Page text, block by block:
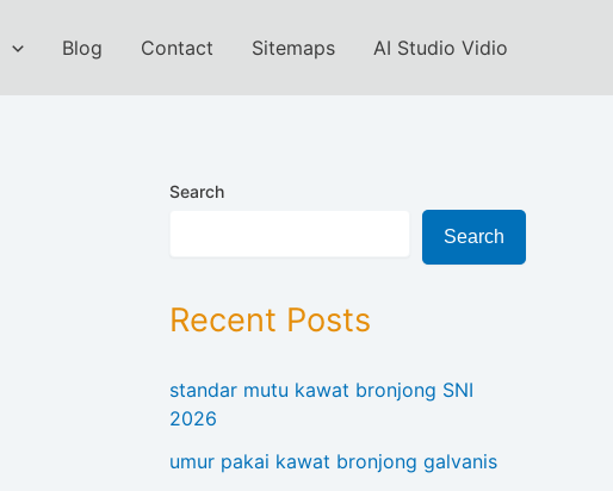
Blog Contact Sitemaps AI Studio Vidio
Search
Search
Recent Posts
standar mutu kawat bronjong SNI
2026
umur pakai kawat bronjong galvanis